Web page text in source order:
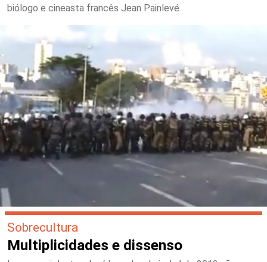
biólogo e cineasta francês Jean Painlevé.
Sobrecultura
Multiplicidades e dissenso